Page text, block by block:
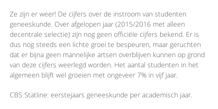
Ze zijn er weer! De cijfers over de instroom van studenten
geneeskunde. Over afgelopen jaar (2015/2016 met alleen
decentrale selectie) zijn nog geen officiële cijfers bekend. Er is
dus nog steeds een lichte groei te bespeuren, maar geruchten
dat er bijna geen mannelijke artsen overblijven kunnen op grond
van deze cijfers weerlegd worden. Het aantal studenten in het
algemeen blijft wel groeien met ongeveer 7% in vijf jaar.
CBS Statline: eerstejaars geneeskunde per academisch jaar.